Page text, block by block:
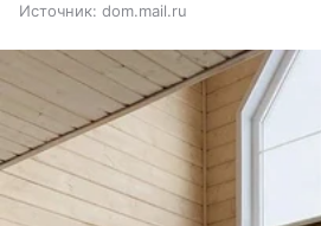
Источник: dom.mail.ru